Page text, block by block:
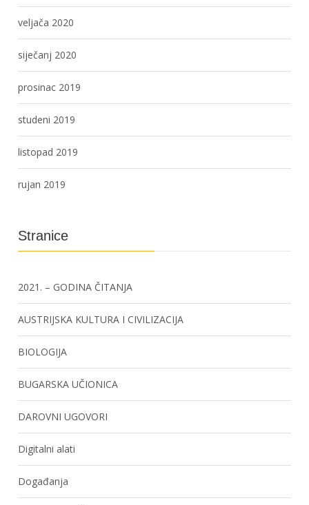
veljača 2020
siječanj 2020
prosinac 2019
studeni 2019
listopad 2019
rujan 2019
Stranice
2021. – GODINA ČITANJA
AUSTRIJSKA KULTURA I CIVILIZACIJA
BIOLOGIJA
BUGARSKA UČIONICA
DAROVNI UGOVORI
Digitalni alati
Događanja